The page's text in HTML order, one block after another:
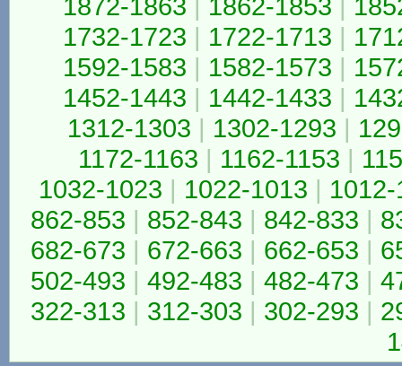
1732-1723 | 1722-1713 |
1592-1583 | 1582-1573 |
1452-1443 | 1442-1433 |
1312-1303 | 1302-1293 |
1172-1163 | 1162-1153 |
1032-1023 | 1022-1013 |
862-853 | 852-843 | 842-833 |
682-673 | 672-663 | 662-653 |
502-493 | 492-483 | 482-473 |
322-313 | 312-303 | 302-293 |